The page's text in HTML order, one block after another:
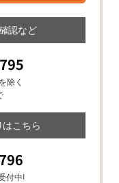
認など
除く
はこちら
付中!